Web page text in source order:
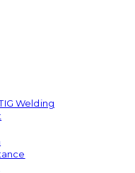
Welding